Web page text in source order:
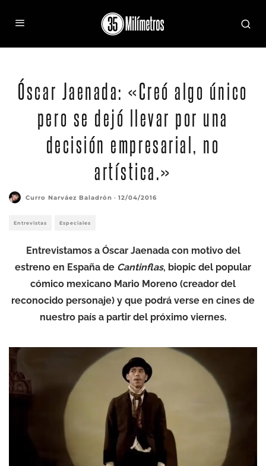
Óscar Jaenada: «Creó algo único
pero se dejó llevar por una
decisión empresarial, no
artística.»
Curro Narváez Baladrón · 12/04/2016
Entrevistas Especiales
Entrevistamos a Óscar Jaenada con motivo del
estreno en España de Cantinflas, biopic del popular
cómico mexicano Mario Moreno (creador del
reconocido personaje) y que podrá verse en cines de
nuestro país a partir del próximo viernes.